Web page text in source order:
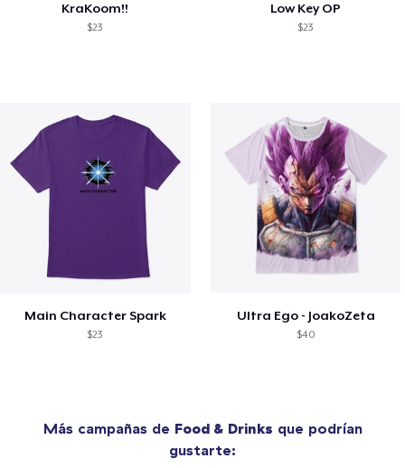
KraKoom!!
$23
Low Key OP
$23
Main Character Spark
$23
Ultra Ego - JoakoZeta
$40
Más campañas de Food & Drinks que podrían
gustarte: